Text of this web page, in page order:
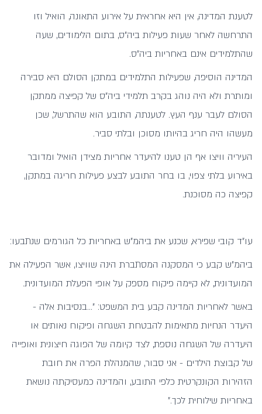
לטענת המדינה, אין היא אחראית על אירוע התאונה, הואיל וזו
התרחשה לאחר שעות פעילות ביה"ס, בתום הלימודים, שעה
שהתלמידים אינם באחריות ביה"ס.
המדינה הוסיפה, שפעילות התלמידים במתקן הסולם היא סבירה
ומותרת ולא היה נוהג בקרב תלמידי ביה"ס של קפיצה ממתקן
הסולם לעבר ענף העץ. לטענתה, התובע הוא שהתרשל, שכן
מעשהו היה חריג בהיותו מסוכן ובלתי סביר.
העיריה וויצו אף הן טענו להיעדר אחריות מצידן הואיל ומדובר
באירוע בלתי צפוי, בו בחר התובע לבצע פעילות חריגה במתקן,
קפיצה כה מסוכנת.
עו"ד קובי שפירא, שכנע את ביהמ"ש באחריות כל הגורמים שנתבעו:
ביהמ"ש קבע כי המסקנה המסתברת הינה שוויצו, אשר הפעילה את
המועדונית, לא קיימה פיקוח מספק על אופי הפעלת המועדונית.
באשר לאחריות המדינה קבע בית המשפט: "...בנסיבות אלה -
היעדר הנחיות מתאימות להבטחת השגחה ופיקוח נאותים או
היעדרה של השגחה נוספת, לצד קיומה של הפוגה חיצונית ואופייה
של קבוצת הילדים - אני סבור, שהמנהלת הפרה את חובת
הזהירות הקונקרטית כלפי התובע, והמדינה כמעסיקתה נושאת
באחריות שילוחית לכך."